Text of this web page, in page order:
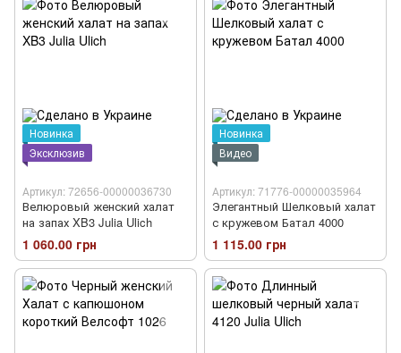
Новинка
Эксклюзив
Артикул: 72656-00000036730
Велюровый женский халат
на запах XB3 Julia Ulich
1 060.00 грн
Новинка
Видео
Артикул: 71776-00000035964
Элегантный Шелковый халат
с кружевом Батал 4000
1 115.00 грн